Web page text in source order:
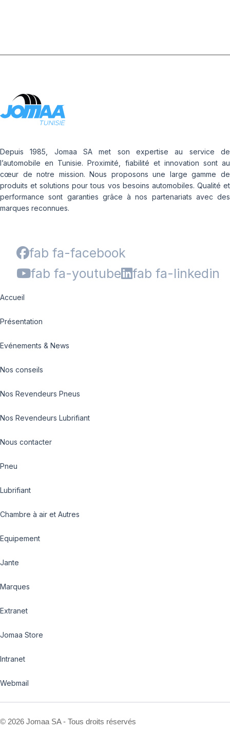
Depuis 1985, Jomaa SA met son expertise au service de
l’automobile en Tunisie. Proximité, fiabilité et innovation sont au
cœur de notre mission. Nous proposons une large gamme de
produits et solutions pour tous vos besoins automobiles. Qualité et
performance sont garanties grâce à nos partenariats avec des
marques reconnues.
fab fa-facebook
fab fa-youtube
fab fa-linkedin
Accueil
Présentation
Evénements & News
Nos conseils
Nos Revendeurs Pneus
Nos Revendeurs Lubrifiant
Nous contacter
Pneu
Lubrifiant
Chambre à air et Autres
Equipement
Jante
Marques
Extranet
Jomaa Store
Intranet
Webmail
© 2026 Jomaa SA - Tous droits réservés